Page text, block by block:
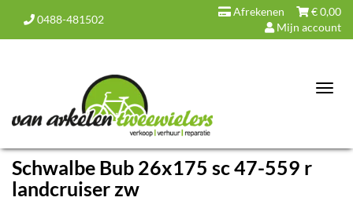
0488-481502
€0,00
Afrekenen
Mijn account
Schwalbe Bub 26x175 sc 47-559 r
landcruiser zw